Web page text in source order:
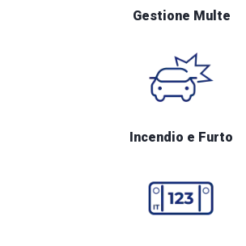
Gestione Multe
Incendio e Furto